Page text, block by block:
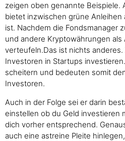
zeigen oben genannte Beispiele.
bietet inzwischen grüne Anleihen
ist. Nachdem die Fondsmanager
und andere Kryptowährungen als
verteufeln.Das ist nichts anderes.
Investoren in Startups
scheitern und bedeuten somit
Investoren.
Auch in der Folge sei er darin
einstellen ob du Geld investieren
dich vorher entsprechend.
auch eine astreine Pleite